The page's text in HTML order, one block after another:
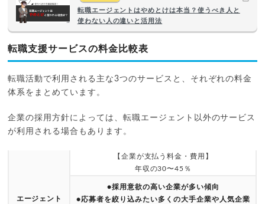
転職エージェントはやめとけは本当？使うべき人と
使わない人の違いと活用法
転職支援サービスの料金比較表
転職活動で利用される主な3つのサービスと、それぞれの料金
体系をまとめています。
企業の採用方針によっては、転職エージェント以外のサービス
が利用される場合もあります。
エージェント
【企業が支払う料金・費用】
年収の30〜45％
●採用意欲の高い企業が多い傾向
●応募者を絞り込みたい多くの大手企業や人気企業